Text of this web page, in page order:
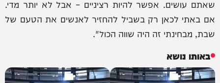
שאתם עושים. אפשר להיות רציניים – אבל לא יותר מדי.
אם באתי לכאן רק בשביל להחזיר לאנשים את הטעם של
שבת, מבחינתי זה היה שווה הכול".
באותו נושא